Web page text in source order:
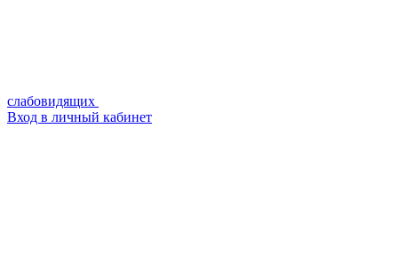
слабовидящих
Вход в личный кабинет